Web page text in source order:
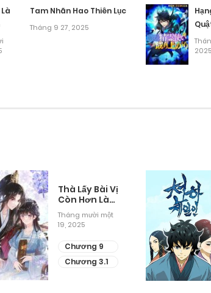
Tháng
Tháng
Tháng
Tháng
Tam Nhãn Hao Thiên Lục
Tháng 9 27, 2025
2025
Thà Lấy Bài Vị
Còn Hơn Làm
Thiếp
Tháng mười một
19, 2025
Chương 9
Chương 3.1